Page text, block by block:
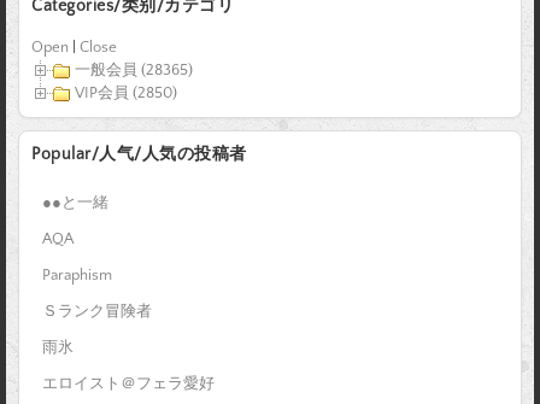
Categories/类别/カテゴリ
Open
Close
一般会員 (28365)
VIP会員 (2850)
Popular/人气/人気の投稿者
●●と一緒
AQA
Paraphism
Ｓランク冒険者
雨氷
エロイスト＠フェラ愛好